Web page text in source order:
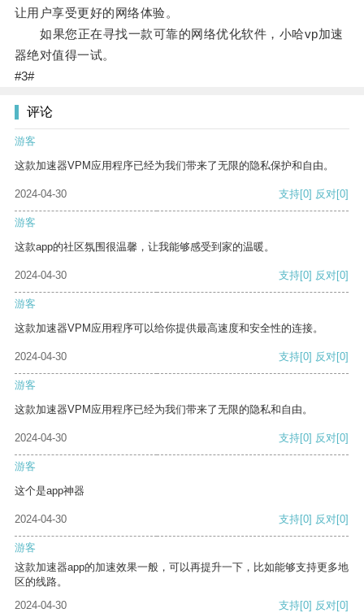
让用户享受更好的网络体验。
如果您正在寻找一款可靠的网络优化软件，小哈vp加速
器绝对值得一试。
#3#
评论
游客
这款加速器VPM应用程序已经为我们带来了无限的隐私保护和自由。
2024-04-30 支持[0] 反对[0]
游客
这款app的社区氛围很温馨，让我能够感受到家的温暖。
2024-04-30 支持[0] 反对[0]
游客
这款加速器VPM应用程序可以给你提供最高速度和安全性的连接。
2024-04-30 支持[0] 反对[0]
游客
这款加速器VPM应用程序已经为我们带来了无限的隐私和自由。
2024-04-30 支持[0] 反对[0]
游客
这个是app神器
2024-04-30 支持[0] 反对[0]
游客
这款加速器app的加速效果一般，可以再提升一下，比如能够支持更多地
区的线路。
2024-04-30
支持[0] 反对[0]